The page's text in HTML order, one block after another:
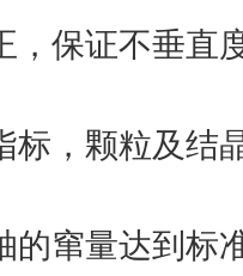
，保证不垂直
标，颗粒及结
的窜量达到标